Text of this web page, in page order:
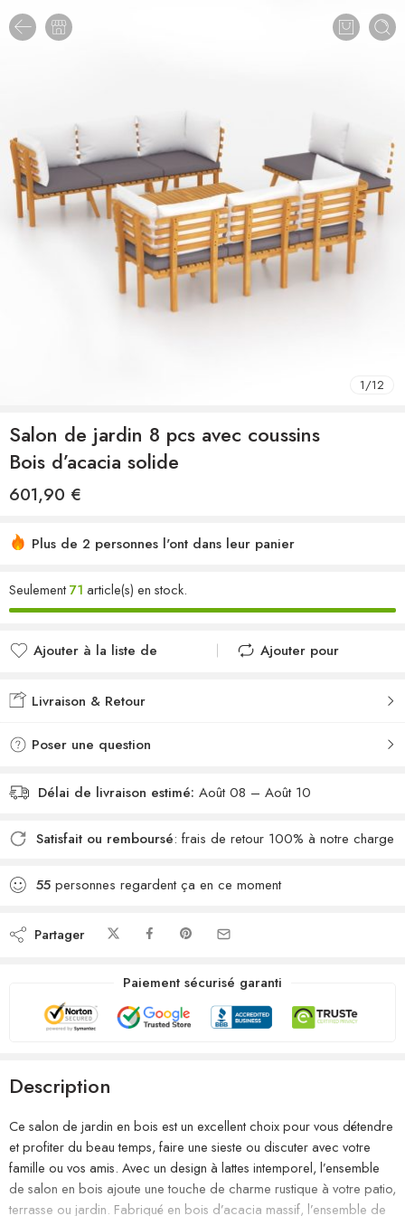
1/12
Salon de jardin 8 pcs avec coussins
Bois d’acacia solide
601,90 €
Plus de 2 personnes l'ont dans leur panier
Seulement71 article(s) en stock.
Ajouter à la liste de
Ajouté à la liste de
Ajouter pour
Livraison & Retour
Poser une question
Délai de livraison estimé: Août 08 – Août 10
Satisfait ou remboursé: frais de retour 100% à notre charge
55 personnes regardent ça en ce moment
Partager
Paiement sécurisé garanti
Description
Ce salon de jardin en bois est un excellent choix pour vous détendre
et profiter du beau temps, faire une sieste ou discuter avec votre
famille ou vos amis. Avec un design à lattes intemporel, l’ensemble
de salon en bois ajoute une touche de charme rustique à votre patio,
terrasse ou jardin. Fabriqué en bois d’acacia massif, l’ensemble de